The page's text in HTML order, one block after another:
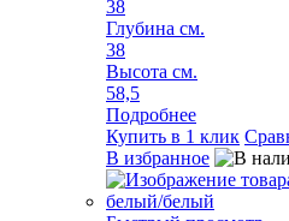
38
Глубина см.
38
Высота см.
58,5
Подробнее
Купить в 1 клик
В избранное